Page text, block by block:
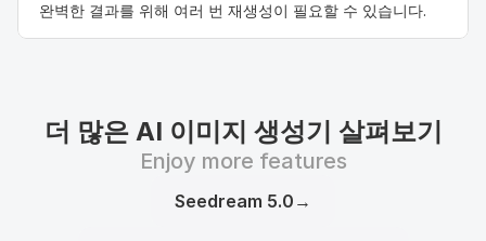
완벽한 결과를 위해 여러 번 재생성이 필요할 수 있습니다.
더 많은 AI 이미지 생성기 살펴보기
Enjoy more features
Seedream 5.0 →